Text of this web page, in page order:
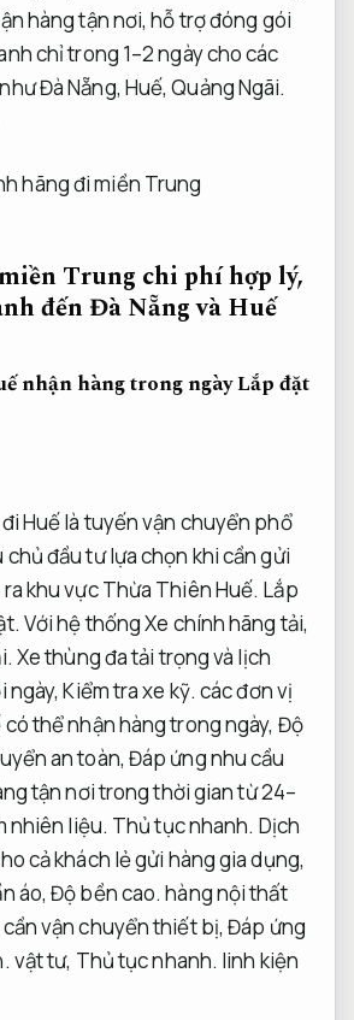
hàng tận nơi, hỗ trợ đóng gói
chỉ trong 1–2 ngày cho các
Đà Nẵng, Huế, Quảng Ngãi.
Trung chi phí hợp lý,
đến Đà Nẵng và Huế
nhận hàng trong ngàyLắp đặt
Huế là tuyến vận chuyển phổ
đầu tư lựa chọn khi cần gửi
khu vực Thừa Thiên Huế. Lắp
Với hệ thống Xe chính hãng tải,
Xe thùng đa tải trọng và lịch
ngày,Kiểm tra xe kỹ. các đơn vị
thể nhận hàng trong ngày, Độ
an toàn, Đáp ứng nhu cầu
tận nơi trong thời gian từ 24–
nhiên liệu. Thủ tục nhanh. Dịch
cả khách lẻ gửi hàng gia dụng,
áo,Độ bền cao. hàng nội thất
vận chuyển thiết bị,Đáp ứng
vật tư, Thủ tục nhanh. linh kiện